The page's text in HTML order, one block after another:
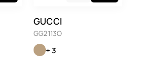
GUCCI
GG2113O
+ 3